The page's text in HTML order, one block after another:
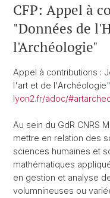
CFP: Appel à
"Données de
l'Archéologie"
Appel à contributions :
l'art et de l'Archéologie"
lyon2.fr/adoc/
Au sein du GdR CNRS
mettre en relation des
sciences humaines et
mathématiques
en gestion et analyse
volumnineuses ou